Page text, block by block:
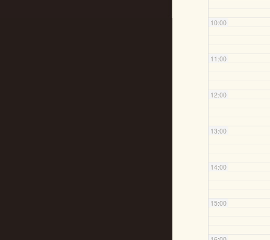
10:00
11:00
12:00
13:00
14:00
15:00